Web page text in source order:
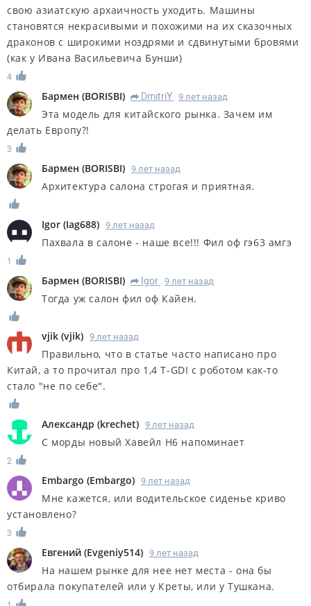
свою азиатскую архаичность уходить. Машины
становятся некрасивыми и похожими на их сказочных
драконов с широкими ноздрями и сдвинутыми бровями
(как у Ивана Васильевича Бунши)
4
Бармен (BORISBI) R DmitriY 9 лет назад
Эта модель для китайского рынка. Зачем им
делать Европу?!
3
Бармен (BORISBI) 9 лет назад
Архитектура салона строгая и приятная.
Igor (Iag688) 9 лет назад
Пахвала в салоне - наше все!!! Фил оф гэ63 амгэ
1
Бармен (BORISBI) R Igor 9 лет назад
Тогда уж салон фил оф Кайен.
vjik (vjik) 9 лет назад
Правильно, что в статье часто написано про
Китай, а то прочитал про 1,4 T-GDI с роботом как-то
стало "не по себе".
Александр (krechet) 9 лет назад
C морды новый Хавейл Н6 напоминает
2
Embargo (Embargo) 9 лет назад
Мне кажется, или водительское сиденье криво
установлено?
3
Евгений (Evgeniy514) 9 лет назад
На нашем рынке для нее нет места - она бы
отбирала покупателей или у Креты, или у Тушкана.